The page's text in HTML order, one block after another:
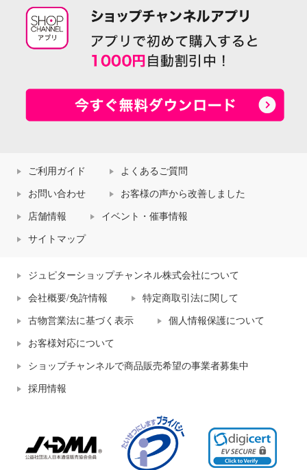
ご利用ガイド よくあるご質問
お問い合わせ お客様の声から改善しました
店舗情報 イベント・催事情報
サイトマップ
ジュピターショップチャンネル株式会社について
会社概要/免許情報 特定商取引法に関して
古物営業法に基づく表示 個人情報保護について
お客様対応について
ショップチャンネルで商品販売希望の事業者募集中
採用情報